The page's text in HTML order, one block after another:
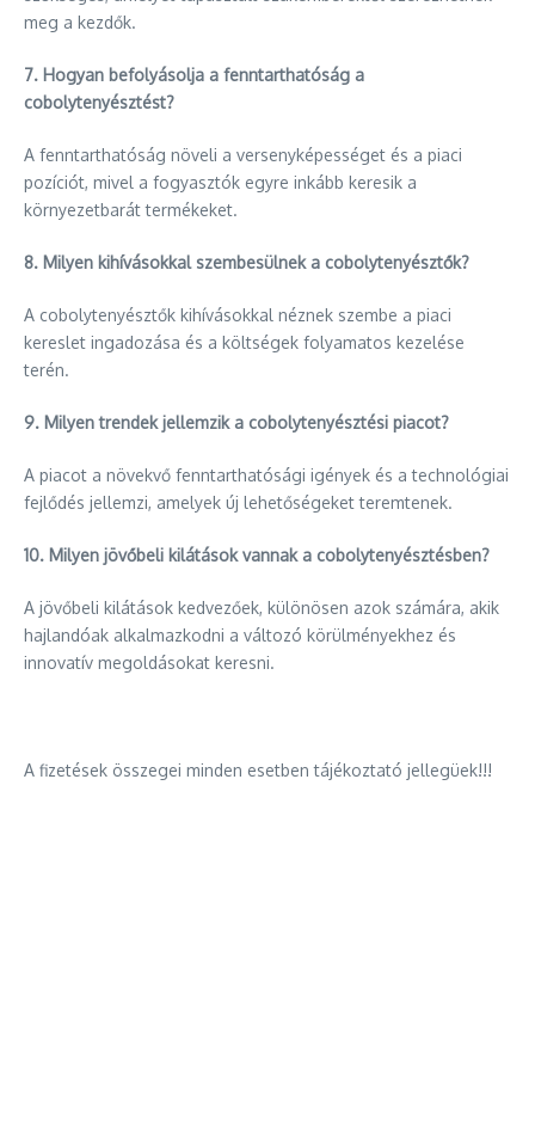
meg a kezdők.
7. Hogyan befolyásolja a fenntarthatóság a
cobolytenyésztést?
A fenntarthatóság növeli a versenyképességet és a piaci
pozíciót, mivel a fogyasztók egyre inkább keresik a
környezetbarát termékeket.
8. Milyen kihívásokkal szembesülnek a cobolytenyésztők?
A cobolytenyésztők kihívásokkal néznek szembe a piaci
kereslet ingadozása és a költségek folyamatos kezelése
terén.
9. Milyen trendek jellemzik a cobolytenyésztési piacot?
A piacot a növekvő fenntarthatósági igények és a technológiai
fejlődés jellemzi, amelyek új lehetőségeket teremtenek.
10. Milyen jövőbeli kilátások vannak a cobolytenyésztésben?
A jövőbeli kilátások kedvezőek, különösen azok számára, akik
hajlandóak alkalmazkodni a változó körülményekhez és
innovatív megoldásokat keresni.
A fizetések összegei minden esetben tájékoztató jellegüek!!!